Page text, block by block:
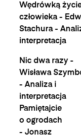
Wędrówką
człowieka -
Stachura -
interpretacja
Nic dwa razy -
Wisława
- Analiza i
interpretacja
Pamiętajcie
o ogrodach
- Jonasz